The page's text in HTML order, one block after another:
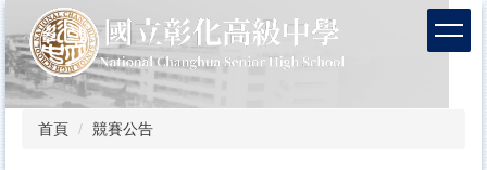
到
主
要
內
首頁 競賽公告